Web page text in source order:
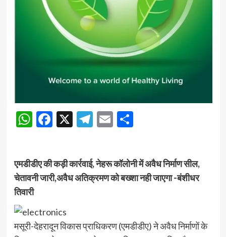
WhatsApp
Facebook
X Telegram
EmailShare
एमडीडीए की कड़ी कार्रवाई, नेहरू कॉलोनी में अवैध निर्माण सील,
चेतावनी जारी,अवैध अतिक्रमण को बख्शा नही जाएगा -बंशीधर
तिवारी
मसूरी-देहरादून विकास प्राधिकरण (एमडीडीए) ने अवैध निर्माणों के